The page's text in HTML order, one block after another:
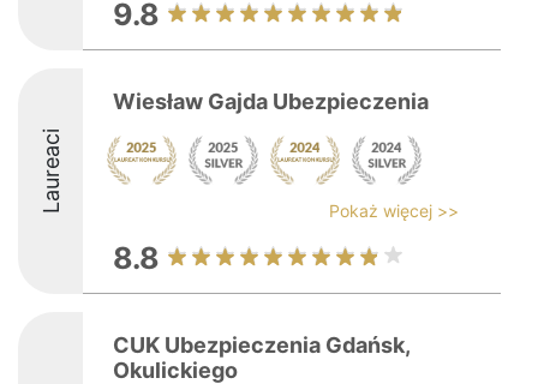
9.8
Laureaci
Wiesław Gajda Ubezpieczenia
Pokaż więcej >>
8.8
CUK Ubezpieczenia Gdańsk,
Okulickiego